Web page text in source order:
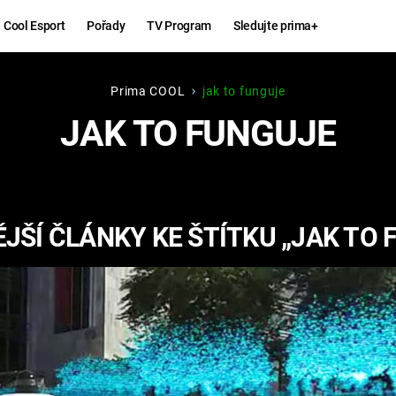
Cool Esport Pořady TV Program Sledujte prima+
Hry
KINGDOM
COME:
DELIVERANCE
ESPORT
Zábava
CHUCK
NORRIS
Prima COOL jak to funguje
JAK TO FUNGUJE
ČLÁNKY KE ŠTÍTKU „JAK TO